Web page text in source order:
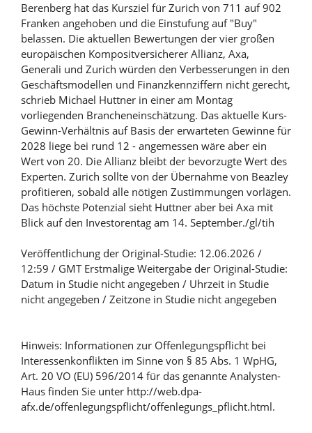
Berenberg hat das Kursziel für Zurich von 711 auf 902
Franken angehoben und die Einstufung auf "Buy"
belassen. Die aktuellen Bewertungen der vier großen
europäischen Kompositversicherer Allianz, Axa,
Generali und Zurich würden den Verbesserungen in den
Geschäftsmodellen und Finanzkennziffern nicht gerecht,
schrieb Michael Huttner in einer am Montag
vorliegenden Brancheneinschätzung. Das aktuelle Kurs-
Gewinn-Verhältnis auf Basis der erwarteten Gewinne für
2028 liege bei rund 12 - angemessen wäre aber ein
Wert von 20. Die Allianz bleibt der bevorzugte Wert des
Experten. Zurich sollte von der Übernahme von Beazley
profitieren, sobald alle nötigen Zustimmungen vorlägen.
Das höchste Potenzial sieht Huttner aber bei Axa mit
Blick auf den Investorentag am 14. September./gl/tih
Veröffentlichung der Original-Studie: 12.06.2026 /
12:59 / GMT Erstmalige Weitergabe der Original-Studie:
Datum in Studie nicht angegeben / Uhrzeit in Studie
nicht angegeben / Zeitzone in Studie nicht angegeben
Hinweis: Informationen zur Offenlegungspflicht bei
Interessenkonflikten im Sinne von § 85 Abs. 1 WpHG,
Art. 20 VO (EU) 596/2014 für das genannte Analysten-
Haus finden Sie unter http://web.dpa-
afx.de/offenlegungspflicht/offenlegungs_pflicht.html.